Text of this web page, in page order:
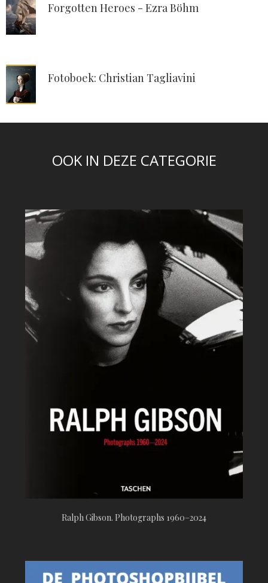
Forgotten Heroes - Ezra Böhm
Fotoboek: Christian Tagliavini
OOK IN DEZE CATEGORIE
Ralph Gibson. Photographs 1960–2024